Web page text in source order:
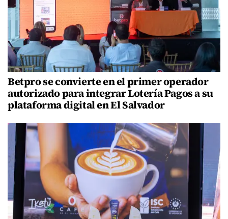
Betpro se convierte en el primer operador
autorizado para integrar Lotería Pagos a su
plataforma digital en El Salvador